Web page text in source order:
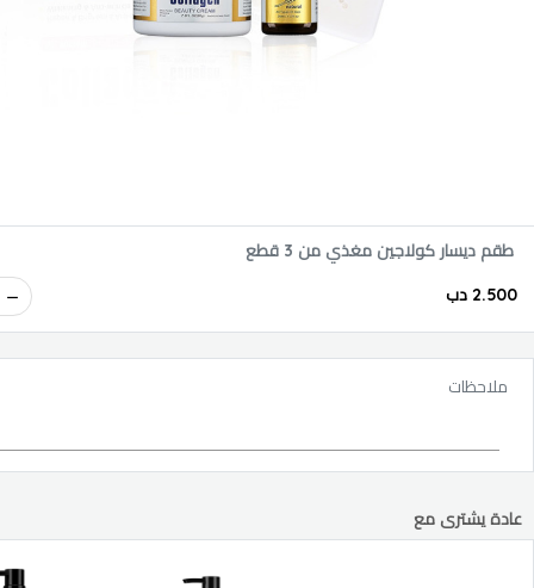
طقم ديسار كولاجين مغذي من 3 قطع
2.500 دب
ملاحظات
عادة يشترى مع